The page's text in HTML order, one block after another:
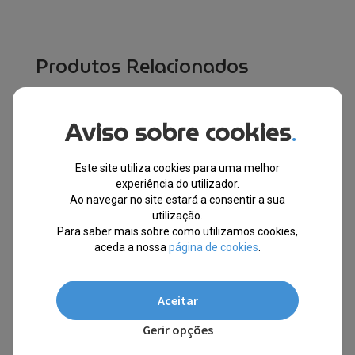
Produtos Relacionados
10% EXTRA,
CUPÃO:
10% EXTRA,
CUPÃO:
Aviso sobre cookies.
Este site utiliza cookies para uma melhor
experiência do utilizador.
Ao navegar no site estará a consentir a sua
utilização.
Para saber mais sobre como utilizamos cookies,
aceda a nossa página de cookies
Aceitar
Gerir opções